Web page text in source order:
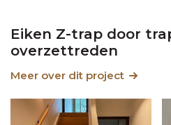
Eiken Z-trap door
overzettreden
Meer over dit project